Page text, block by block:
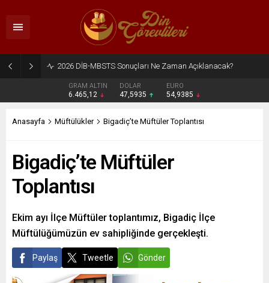
2026 DİB-MBSTS Ne Zaman?
GRAM ALTIN
6.465,12
DOLAR
47,5935
EURO
54,9385
Anasayfa Müftülükler Bigadiç’te Müftüler Toplantısı
Bigadiç’te Müftüler
Toplantısı
Ekim ayı İlçe Müftüler toplantımız, Bigadiç İlçe
Müftülüğümüzün ev sahipliğinde gerçekleşti.
Paylaş Tweetle Gönder